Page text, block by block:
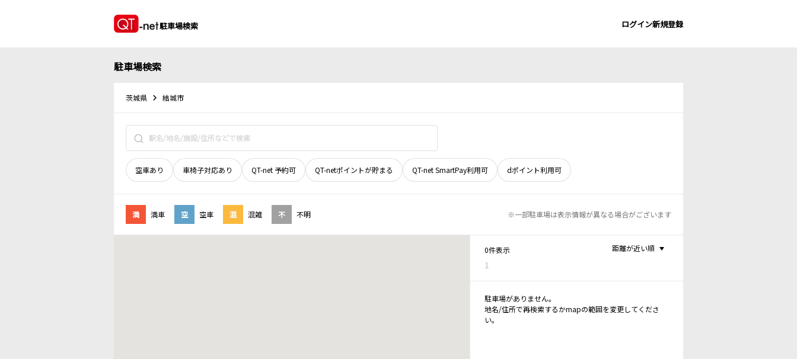
駐車場検索 ログイン新規登録
駐車場検索
茨城県 結城市
空車あり 車椅子対応あり QT-net 予約可 QT-netポイントが貯まる QT-net SmartPay利用可 dポイント利用可
満 満車 空 空車 混 混雑 不 不明 ※一部駐車場は表示情報が異なる場合がございます
0件表示
1
距離が近い順
駐車場がありません。
地名/住所で再検索するかmapの範囲を変更してくださ
い。